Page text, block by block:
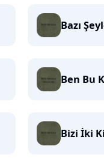
Bazı
Ben Bu
Bizi İki